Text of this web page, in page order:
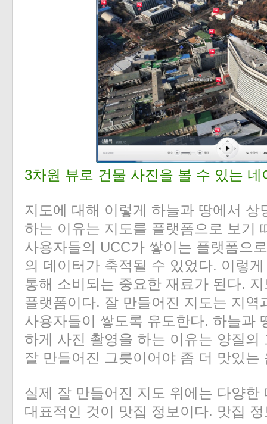
3차원 뷰로 건물 사진을 볼 수 있는 네
지도에 대해 이렇게 하늘과 땅에서 상
하는 이유는 지도를 플랫폼으로 보기
사용자들의 UCC가 쌓이는 플랫폼으
의 데이터가 축적될 수 있었다. 이렇
통해 소비되는 중요한 재료가 된다.
플랫폼이다. 잘 만들어진 지도는 지역
사용자들이 쌓도록 유도한다. 하늘과
하게 사진 촬영을 하는 이유는 양질의
잘 만들어진 그릇이어야 좀 더 맛있는
실제 잘 만들어진 지도 위에는 다양한
대표적인 것이 맛집 정보이다. 맛집